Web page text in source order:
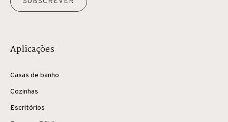
Aplicações
Casas de banho
Cozinhas
Escritórios